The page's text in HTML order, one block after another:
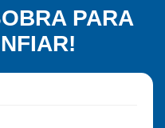
PARA